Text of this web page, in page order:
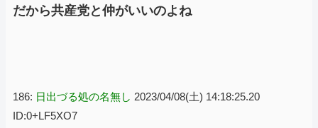
だから共産党と仲がいいのよね
186: 日出づる処の名無し 2023/04/08(土) 14:18:25.20
ID:0+LF5XO7